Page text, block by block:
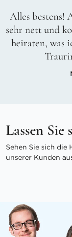
Alles bestens!
sehr nett und
heiraten, was
Lassen
Sehen Sie sich
unserer Kunden